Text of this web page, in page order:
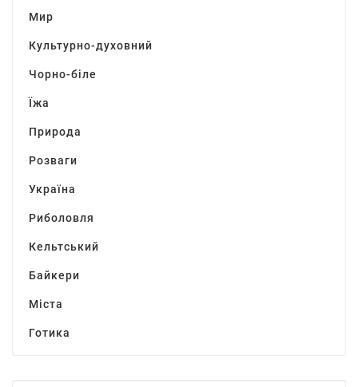
Мир
Культурно-духовний
Чорно-біле
Їжа
Природа
Розваги
Україна
Риболовля
Кельтський
Байкери
Міста
Готика